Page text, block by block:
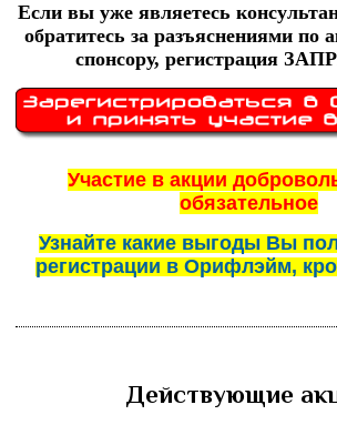
Если вы уже являетесь
обратитесь за разъяснениями по
спонсору, регистрация
Участие в акции
обязательное
Узнайте какие выгоды Вы
регистрации в Орифлэйм,
Действующие